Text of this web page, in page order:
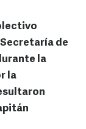
de
la
la